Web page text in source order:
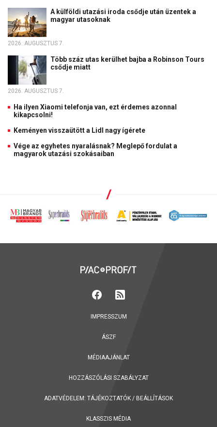
A külföldi utazási iroda csődje után üzentek a
magyar utasoknak
2026. AUGUSZTUS 7.
Több száz utas kerülhet bajba a Robinson Tours
csődje miatt
2026. AUGUSZTUS 7.
Ha ilyen Xiaomi telefonja van, ezt érdemes azonnal
kikapcsolni!
Keményen visszaütött a Lidl nagy ígérete
Vége az egyhetes nyaralásnak? Meglepő fordulat a
magyarok utazási szokásaiban
IMPRESSZUM
ÁSZF
MÉDIAAJÁNLAT
HOZZÁSZÓLÁSI SZABÁLYZAT
ADATVÉDELEM: TÁJÉKOZTATÓK / BEÁLLÍTÁSOK
KLASSZIS MÉDIA